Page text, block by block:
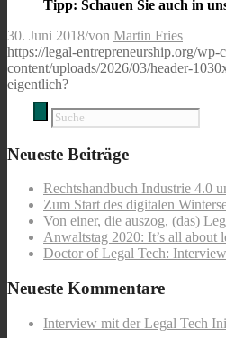
Tipp: Schauen Sie auch in
30. Juni 2018/von Martin Fries
https://legal-entrepreneurship.org/
content/uploads/2026/03/header-
eigentlich?
Neueste Beiträge
Rechtshandbuch Industrie 4.0
Zum Start des digitalen
Von einer, die auszog, (das)
Anwaltstag 2020: It’s all about
Doctor of Legal Tech:
Neueste Kommentare
Interview mit der Legal Tech